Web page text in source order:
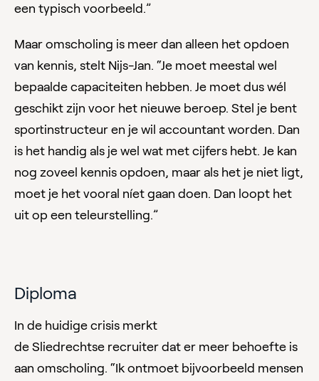
een typisch voorbeeld.”
Maar omscholing is meer dan alleen het opdoen
van kennis, stelt Nijs-Jan. “Je moet meestal wel
bepaalde capaciteiten hebben. Je moet dus wél
geschikt zijn voor het nieuwe beroep. Stel je bent
sportinstructeur en je wil accountant worden. Dan
is het handig als je wel wat met cijfers hebt. Je kan
nog zoveel kennis opdoen, maar als het je niet ligt,
moet je het vooral níet gaan doen. Dan loopt het
uit op een teleurstelling.”
Diploma
In de huidige crisis merkt
de Sliedrechtse recruiter dat er meer behoefte is
aan omscholing. “Ik ontmoet bijvoorbeeld mensen